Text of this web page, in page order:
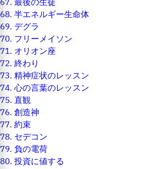
68.半エネルギー生命体
69. デグラ
70. フリーメイソン
71. オリオン座
72.終わり
73.精神症状のレッスン
74.心の言葉のレッスン
75.直観
76.創造神
77.約束
78. セデコン
79.負の電荷
80.投資に値する